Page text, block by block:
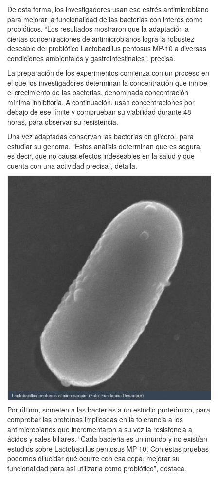
De esta forma, los investigadores usan ese estrés antimicrobiano
para mejorar la funcionalidad de las bacterias con interés como
probióticos. “Los resultados mostraron que la adaptación a
ciertas concentraciones de antimicrobianos logra la robustez
deseable del probiótico Lactobacillus pentosus MP-10 a diversas
condiciones ambientales y gastrointestinales”, precisa.
La preparación de los experimentos comienza con un proceso en
el que los investigadores determinan la concentración que inhibe
el crecimiento de las bacterias, denominada concentración
mínima inhibitoria. A continuación, usan concentraciones por
debajo de ese límite y comprueban su viabilidad durante 48
horas, para observar su resistencia.
Una vez adaptadas conservan las bacterias en glicerol, para
estudiar su genoma. “Estos análisis determinan que es segura,
es decir, que no causa efectos indeseables en la salud y que
cuenta con una actividad precisa”, detalla.
Por último, someten a las bacterias a un estudio proteómico, para
comprobar las proteínas implicadas en la tolerancia a los
antimicrobianos que incrementaron a su vez la resistencia a
ácidos y sales biliares. “Cada bacteria es un mundo y no existían
estudios sobre Lactobacillus pentosus MP-10. Con estas pruebas
podemos dilucidar qué ocurre con esa cepa, mejorar su
funcionalidad para así utilizarla como probiótico”, destaca.